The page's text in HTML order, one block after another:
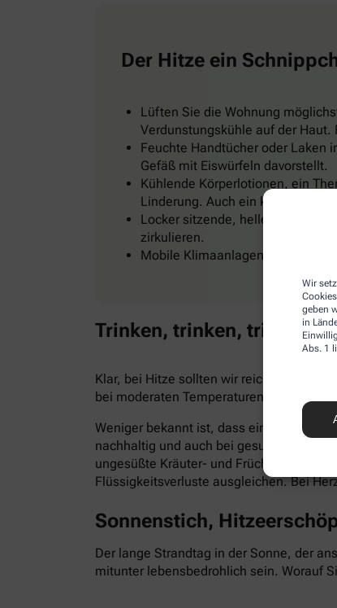
Wir
geben
in
Abs. 1
Der Hitze ein
Lüften Sie die Wohnung
Verdunstungskühle auf der
Feuchte Handtücher oder Laken
Gefäß mit Eiswürfeln davorstellt.
Kühlende Körperlotionen, ein
Linderung. Auch ein kühles
Locker sitzende, helle Kleidung,
zirkulieren.
Mobile Klimaanlagen gibt es im
Trinken, trinken, trinken!
Klar, bei Hitze sollten wir reichlich
bei moderaten Temperaturen. Trinken
Weniger bekannt ist, dass ein
nachhaltig und auch bei gesunden
ungesüßte Kräuter- und Früchtetees
Flüssigkeitsverluste ausgleichen. Bei
Sonnenstich,
Der lange Strandtag in der Sonne, der
mitunter lebensbedrohlich sein. Worauf